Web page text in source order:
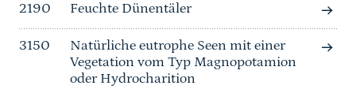
2190 Feuchte Dünentäler
3150
Natürliche eutrophe Seen mit einer
Vegetation vom Typ Magnopotamion
oder Hydrocharition